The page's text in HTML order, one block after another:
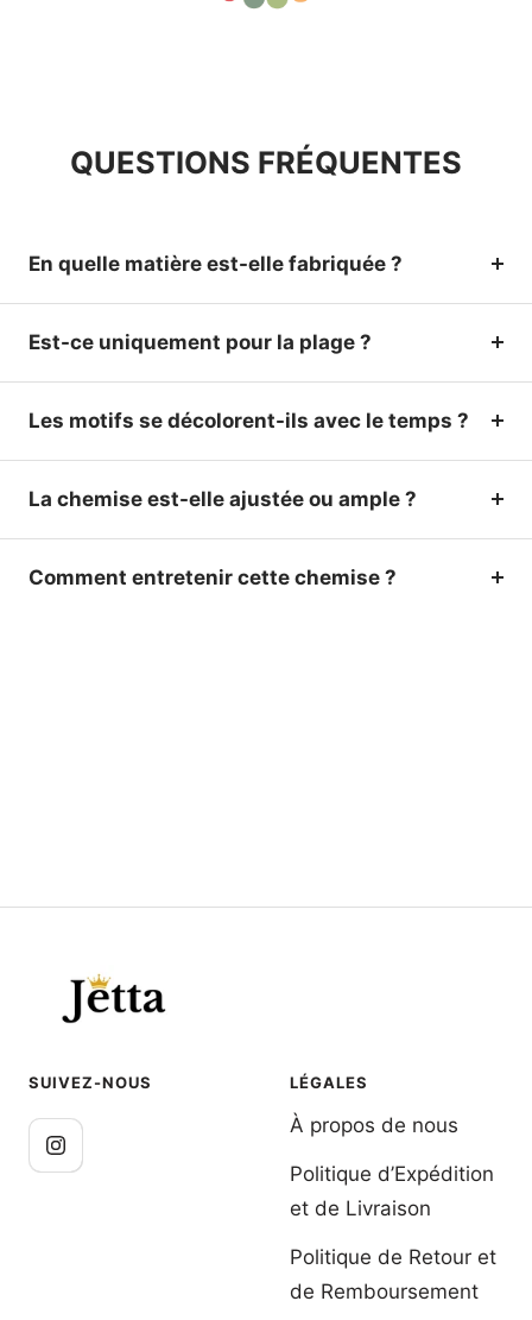
QUESTIONS FRÉQUENTES
En quelle matière est-elle fabriquée ?
Est-ce uniquement pour la plage ?
Les motifs se décolorent-ils avec le temps ?
La chemise est-elle ajustée ou ample ?
Comment entretenir cette chemise ?
SUIVEZ-NOUS LÉGALES
À propos de nous
Politique d’Expédition
et de Livraison
Politique de Retour et
de Remboursement